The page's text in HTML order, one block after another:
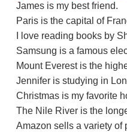
James is my best friend.
Paris is the capital of
I love reading books by
Samsung is a famous
Mount Everest is the
Jennifer is studying in
Christmas is my favorite
The Nile River is the
Amazon sells a variety of